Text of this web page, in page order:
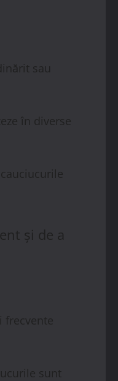
sau
în diverse
și de a
frecvente
sunt